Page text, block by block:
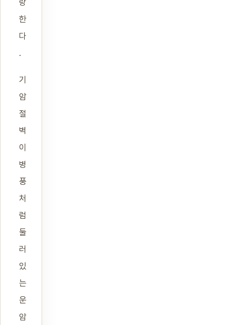
랑
한
다
.
기
암
절
벽
이
병
풍
처
럼
둘
러
있
는
운
암